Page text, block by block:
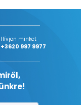
Hívjon minket
+3620 997 9977